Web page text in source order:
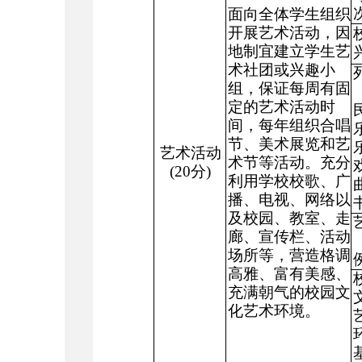
艺术活动
(20分)
面向全体学生组织
开展艺术活动，因
地制宜建立学生艺
术社团或兴趣小
组，保证每周有固
定的艺术活动时
间，每年组织合唱
节、美术展览和艺
术节等活动。充分
利用学校校歌、广
播、电视、网络以
及校园、教室、走
廊、宣传栏、活动
场所等，营造格调
高雅、富有美感、
充满朝气的校园文
化艺术环境。